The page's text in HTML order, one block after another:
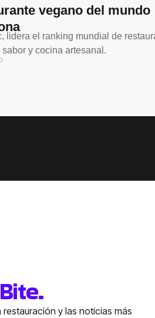
vegano del mundo
lidera el ranking mundial de
y cocina artesanal.
y las noticias más